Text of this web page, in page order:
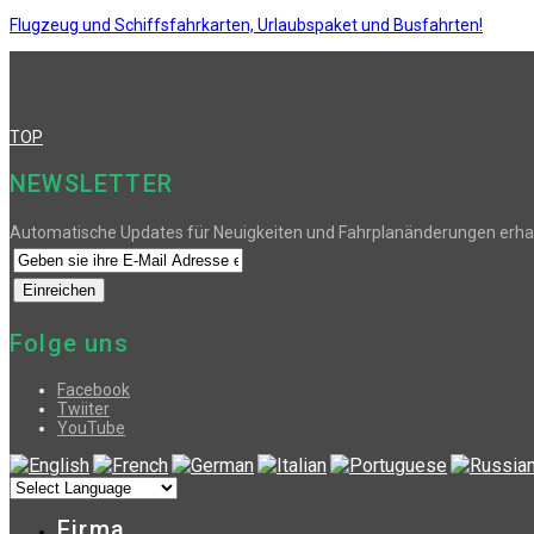
Flugzeug und Schiffsfahrkarten, Urlaubspaket und Busfahrten!
TOP
NEWSLETTER
Automatische Updates für Neuigkeiten und Fahrplanänderungen
Folge uns
Facebook
Twiiter
YouTube